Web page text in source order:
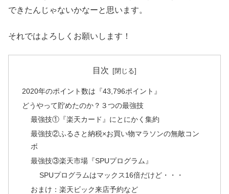
できたんじゃないかなーと思います。
それではよろしくお願いします！
目次
2020年のポイント数は『43,796ポイント』
どうやって貯めたのか？３つの最強技
最強技①『楽天カード』にとにかく集約
最強技②ふるさと納税×お買い物マラソンの無敵コン
ボ
最強技③楽天市場『SPUプログラム』
SPUプログラムはマックス16倍だけど・・・
おまけ：楽天ビック来店予約など